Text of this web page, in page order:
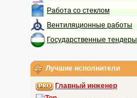
Работа со стеклом
Вентиляционные работы
Государственные тендеры
Лучшие исполнители
Главный инженер